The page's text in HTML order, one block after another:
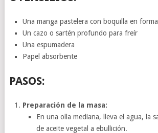
Una manga pastelera con boquilla en
Un cazo o sartén profundo para freír
Una espumadera
Papel absorbente
PASOS:
Preparación de la masa:
En una olla mediana, lleva el agua, la
de aceite vegetal a ebullición.